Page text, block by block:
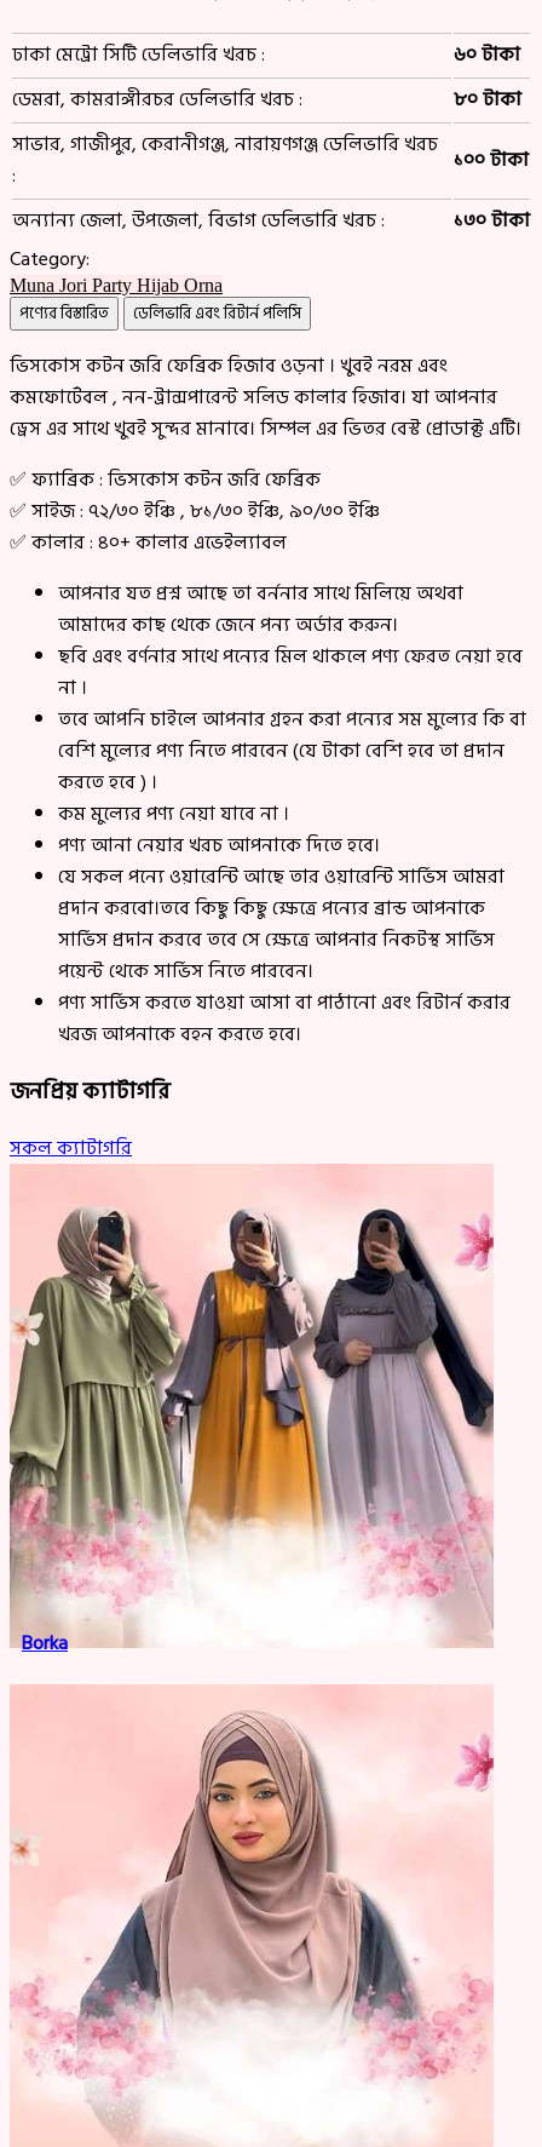
ঢাকা মেট্রো সিটি ডেলিভারি খরচ :
৬০ টাকা
ডেমরা, কামরাঙ্গীরচর ডেলিভারি খরচ :
৮০ টাকা
সাভার, গাজীপুর, কেরানীগঞ্জ, নারায়ণগঞ্জ ডেলিভারি খরচ
:
১০০ টাকা
অন্যান্য জেলা, উপজেলা, বিভাগ ডেলিভারি খরচ :
১৩০ টাকা
Category:
Muna Jori Party Hijab Orna
পণ্যের বিস্তারিত ডেলিভারি এবং রিটার্ন পলিসি
ভিসকোস কটন জরি ফেব্রিক হিজাব ওড়না । খুবই নরম এবং
কমফোর্টেবল , নন-ট্রান্সপারেন্ট সলিড কালার হিজাব। যা আপনার
ড্রেস এর সাথে খুবই সুন্দর মানাবে। সিম্পল এর ভিতর বেস্ট প্রোডাক্ট এটি।
✅ ফ্যাব্রিক : ভিসকোস কটন জরি ফেব্রিক
✅ সাইজ : ৭২/৩০ ইঞ্চি , ৮১/৩০ ইঞ্চি, ৯০/৩০ ইঞ্চি
✅ কালার : ৪০+ কালার এভেইল্যাবল
আপনার যত প্রশ্ন আছে তা বর্ননার সাথে মিলিয়ে অথবা
আমাদের কাছ থেকে জেনে পন্য অর্ডার করুন।
ছবি এবং বর্ণনার সাথে পন্যের মিল থাকলে পণ্য ফেরত নেয়া হবে
না ।
তবে আপনি চাইলে আপনার গ্রহন করা পন্যের সম মুল্যের কি বা
বেশি মুল্যের পণ্য নিতে পারবেন (যে টাকা বেশি হবে তা প্রদান
করতে হবে ) ।
কম মুল্যের পণ্য নেয়া যাবে না ।
পণ্য আনা নেয়ার খরচ আপনাকে দিতে হবে।
যে সকল পন্যে ওয়ারেন্টি আছে তার ওয়ারেন্টি সার্ভিস আমরা
প্রদান করবো।তবে কিছু কিছু ক্ষেত্রে পন্যের ব্রান্ড আপনাকে
সার্ভিস প্রদান করবে তবে সে ক্ষেত্রে আপনার নিকটস্থ সার্ভিস
পয়েন্ট থেকে সার্ভিস নিতে পারবেন।
পণ্য সার্ভিস করতে যাওয়া আসা বা পাঠানো এবং রিটার্ন করার
খরজ আপনাকে বহন করতে হবে।
জনপ্রিয় ক্যাটাগরি
সকল ক্যাটাগরি
Borka